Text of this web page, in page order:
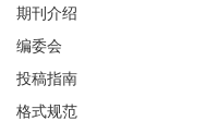
期刊介绍
编委会
投稿指南
格式规范